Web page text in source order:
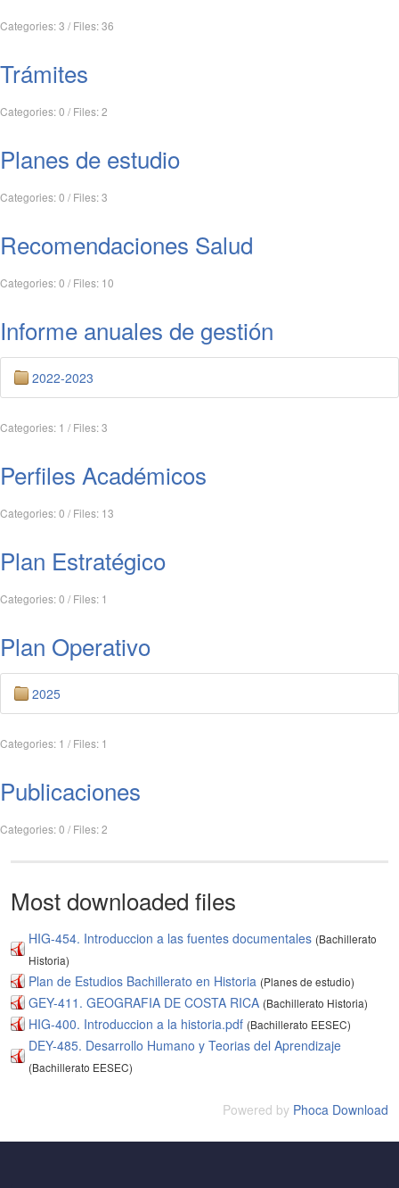
Categories: 3 / Files: 36
Trámites
Categories: 0 / Files: 2
Planes de estudio
Categories: 0 / Files: 3
Recomendaciones Salud
Categories: 0 / Files: 10
Informe anuales de gestión
2022-2023
Categories: 1 / Files: 3
Perfiles Académicos
Categories: 0 / Files: 13
Plan Estratégico
Categories: 0 / Files: 1
Plan Operativo
2025
Categories: 1 / Files: 1
Publicaciones
Categories: 0 / Files: 2
Most downloaded files
HIG-454. Introduccion a las fuentes documentales (Bachillerato
Historia)
Plan de Estudios Bachillerato en Historia (Planes de estudio)
GEY-411. GEOGRAFIA DE COSTA RICA (Bachillerato Historia)
HIG-400. Introduccion a la historia.pdf (Bachillerato EESEC)
DEY-485. Desarrollo Humano y Teorias del Aprendizaje
(Bachillerato EESEC)
Powered by Phoca Download